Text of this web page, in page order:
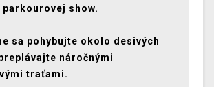
show.
sa pohybujte okolo desivých
náročnými
traťami.